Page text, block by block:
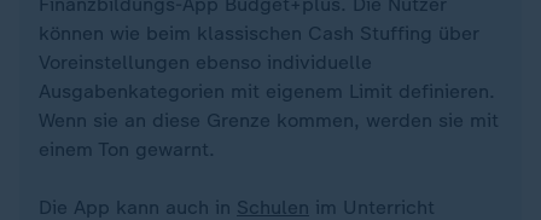
können wie beim klassischen Cash Stuffing über
Voreinstellungen ebenso individuelle
Ausgabenkategorien mit eigenem Limit definieren.
Wenn sie an diese Grenze kommen, werden sie mit
einem Ton gewarnt.
Die App kann auch in Schulen im Unterricht